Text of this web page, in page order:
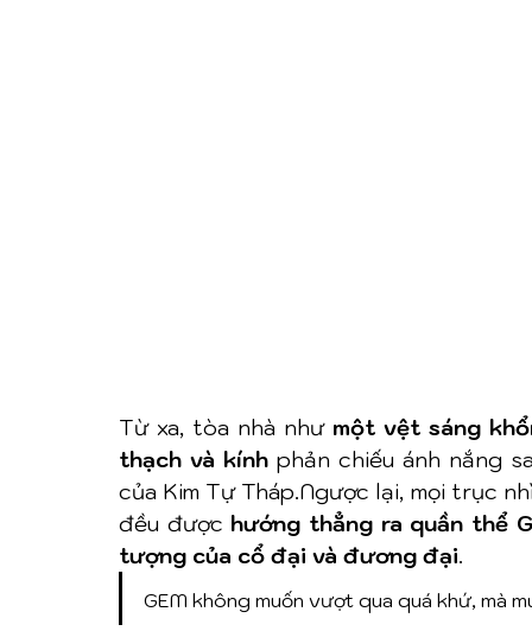
Từ xa, tòa nhà như một vệt sáng
thạch và kính phản chiếu ánh nắng
của Kim Tự Tháp.Ngược lại, mọi trục
đều được hướng thẳng ra quần thể
tượng của cổ đại và đương đại.
GEM không muốn vượt qua quá khứ, mà